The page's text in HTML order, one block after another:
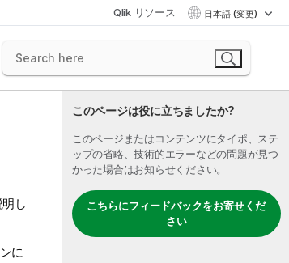
Qlik リソース 日本語 (変更)
このページは役に立ちましたか?
このページまたはコンテンツにタイポ、ステ
ップの省略、技術的エラーなどの問題が見つ
かった場合はお知らせください。
こちらにフィードバックをお寄せくだ
さい
し
に